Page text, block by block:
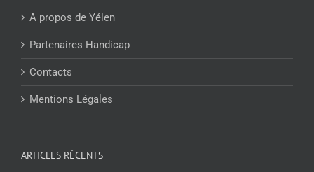
A propos de Yélen
Partenaires Handicap
Contacts
Mentions Légales
ARTICLES RÉCENTS